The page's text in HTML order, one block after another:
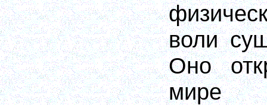
воли
Оно
мире